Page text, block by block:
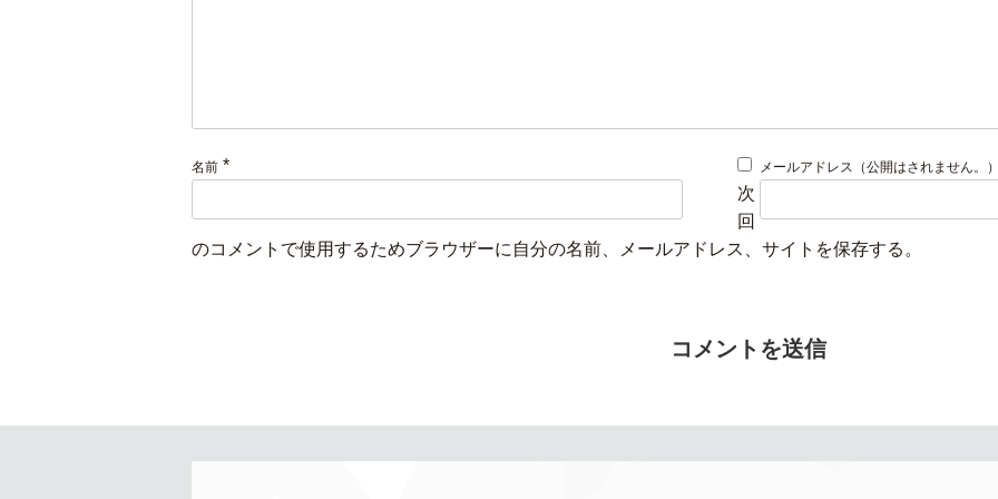
名前 * メールアドレス（公開はされません。
次
回
のコメントで使用するためブラウザーに自分の名前、メールアドレス、サイトを保存する。